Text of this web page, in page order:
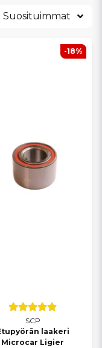
Suosituimmat
SCP
laakeri
Microcar Ligier
-18%